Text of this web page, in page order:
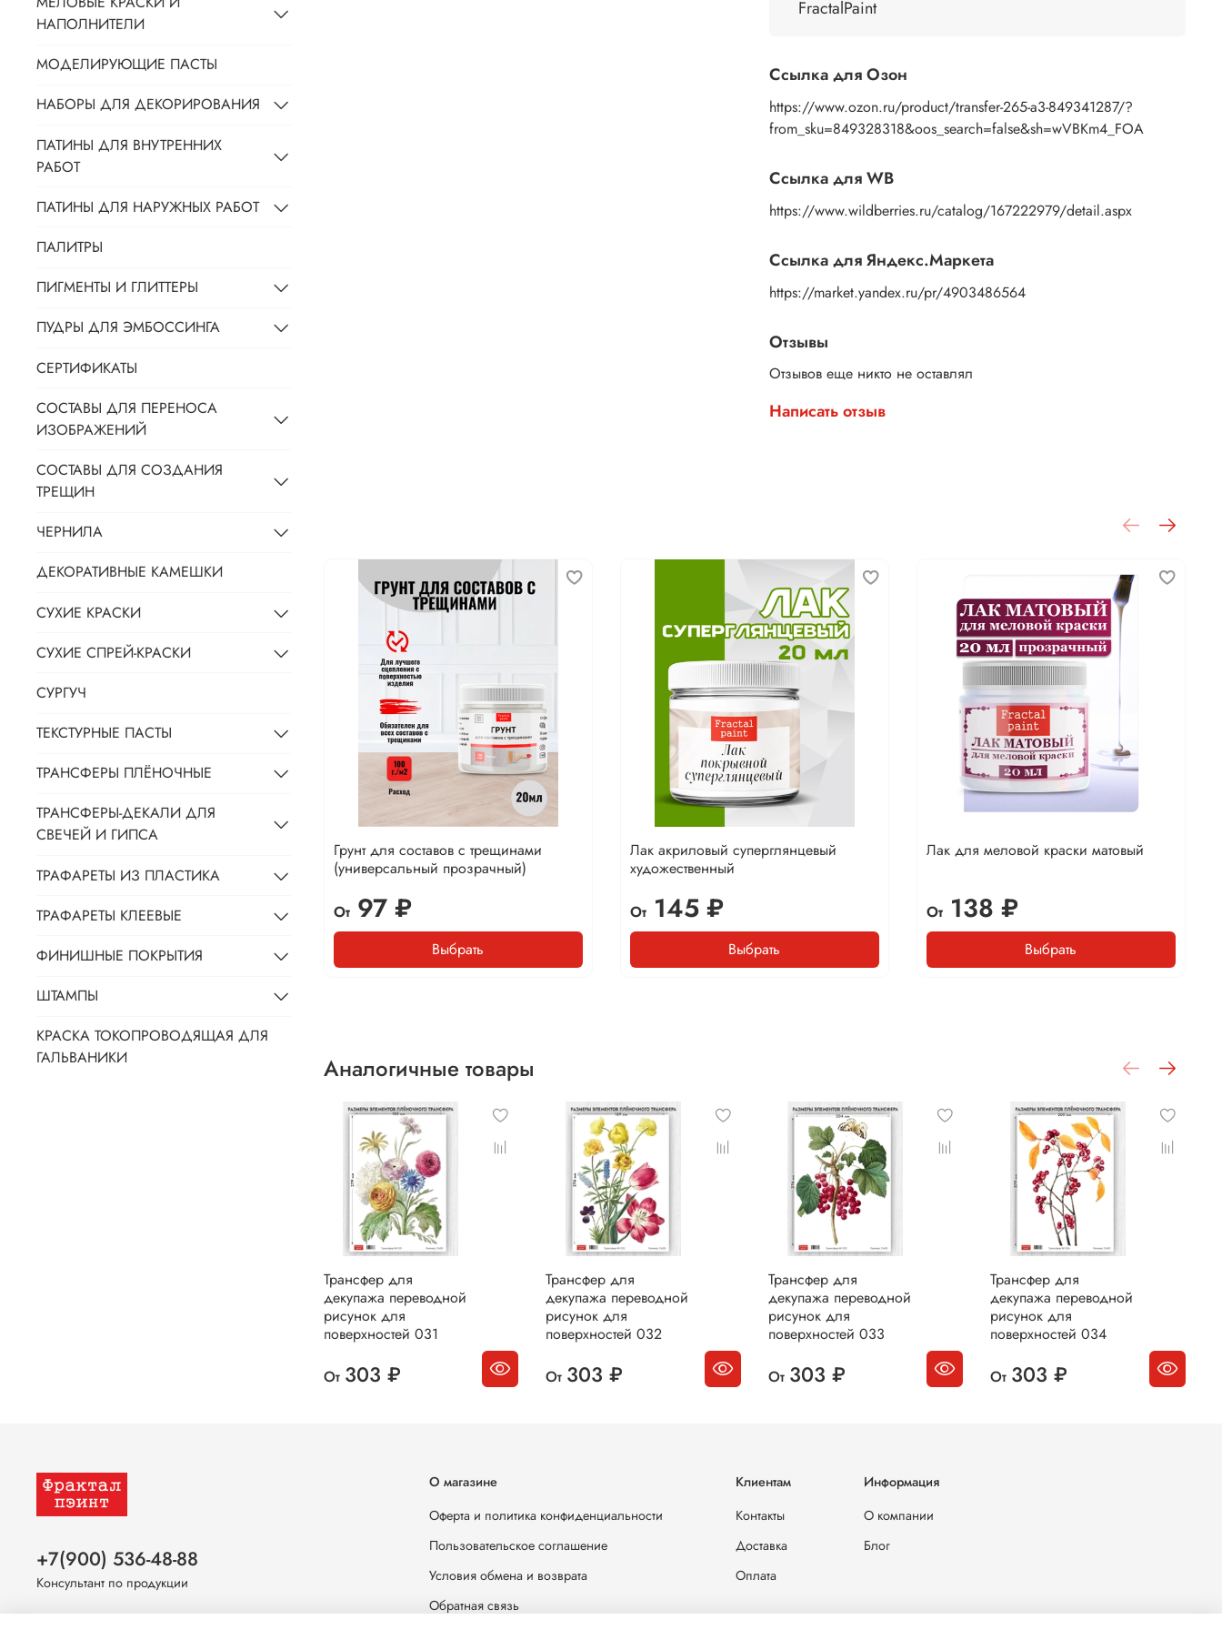
дайте основе пропитаться водой. Затем приложите
пальцами бумажную основу, сдвигаете ее на себя.
Рисунок остается на изделии. Сразу после нанесения
удалите лишнюю влагу и воздух бумажным полотенцем
или кусочком сухой ткани. После чего покройте
подойдет акриловый лак на водной основе, матовый,
глянцевый, полуглянцевый.
FractalPaint
Ссылка для Озон
https://www.ozon.ru/product/transfer-265-a3-849341287/?
from_sku=849328318&oos_search=false&sh=wVBKm4_FOA
Ссылка для WB
https://www.wildberries.ru/catalog/167222979/detail.aspx
Ссылка для Яндекс.Маркета
https://market.yandex.ru/pr/4903486564
Отзывы
Отзывов еще никто не оставлял
Написать отзыв
Грунт для составов с трещинами
(универсальный прозрачный)
От97 ₽
Выбрать
Лак акриловый суперглянцевый
художественный
От145 ₽
Выбрать
Лак для меловой краски матовый
От138 ₽
Выбрать
Аналогичные товары
Трансфер для
декупажа переводной
рисунок для
поверхностей 031
От 303 ₽
Трансфер для
декупажа переводной
рисунок для
поверхностей 032
От 303 ₽
Трансфер для
декупажа переводной
рисунок для
поверхностей 033
От 303 ₽
Трансфер для
декупажа переводной
рисунок для
поверхностей 034
От 303 ₽
НАПОЛНИТЕЛИ
МОДЕЛИРУЮЩИЕ ПАСТЫ
НАБОРЫ ДЛЯ ДЕКОРИРОВАНИЯ
ПАТИНЫ ДЛЯ ВНУТРЕННИХ
РАБОТ
ПАТИНЫ ДЛЯ НАРУЖНЫХ РАБОТ
ПАЛИТРЫ
ПИГМЕНТЫ И ГЛИТТЕРЫ
ПУДРЫ ДЛЯ ЭМБОССИНГА
СЕРТИФИКАТЫ
СОСТАВЫ ДЛЯ ПЕРЕНОСА
ИЗОБРАЖЕНИЙ
СОСТАВЫ ДЛЯ СОЗДАНИЯ
ТРЕЩИН
ЧЕРНИЛА
ДЕКОРАТИВНЫЕ КАМЕШКИ
СУХИЕ КРАСКИ
СУХИЕ СПРЕЙ-КРАСКИ
СУРГУЧ
ТЕКСТУРНЫЕ ПАСТЫ
ТРАНСФЕРЫ ПЛЁНОЧНЫЕ
ТРАНСФЕРЫ-ДЕКАЛИ ДЛЯ
СВЕЧЕЙ И ГИПСА
ТРАФАРЕТЫ ИЗ ПЛАСТИКА
ТРАФАРЕТЫ КЛЕЕВЫЕ
ФИНИШНЫЕ ПОКРЫТИЯ
ШТАМПЫ
КРАСКА ТОКОПРОВОДЯЩАЯ ДЛЯ
ГАЛЬВАНИКИ
О магазине
Оферта и политика конфиденциальности
Пользовательское соглашение
Условия обмена и возврата
Обратная связь
Клиентам
Контакты
Доставка
Оплата
Информация
О компании
Блог
+7(900) 536-48-88
Консультант по продукции